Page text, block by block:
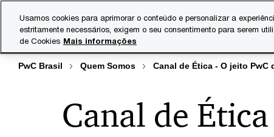
content
footer
Serviços
PwC Brasil Quem Somos Canal de Ética - O jeito PwC
Canal de Ética
Usamos cookies para aprimorar o conteúdo e personalizar a
estritamente necessários, exigem o seu consentimento para serem
de Cookies Mais informações